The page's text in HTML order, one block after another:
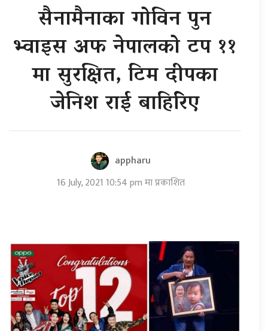
सैनामैनाका गोविन पुन
भ्वाइस अफ नेपालको टप ११
मा सुरक्षित, टिम दीपका
जेनिश राई बाहिरिए
appharu
16 July, 2021 10:54 pm मा प्रकाशित